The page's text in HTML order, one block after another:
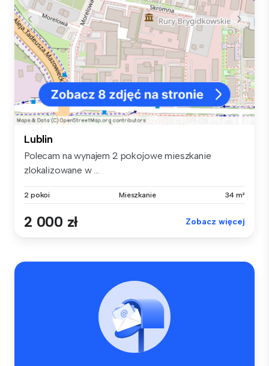
Lublin
Polecam na wynajem 2 pokojowe mieszkanie
zlokalizowane w ...
2 pokoi Mieszkanie 34 m²
2 000 zł Zobacz więcej